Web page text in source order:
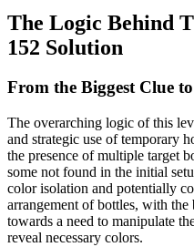
The Logic Behind
152 Solution
From the Biggest Clue
The overarching logic of this
and strategic use of temporary
the presence of multiple target
some not found in the initial
color isolation and potentially
arrangement of bottles, with
towards a need to manipulate
reveal necessary colors.